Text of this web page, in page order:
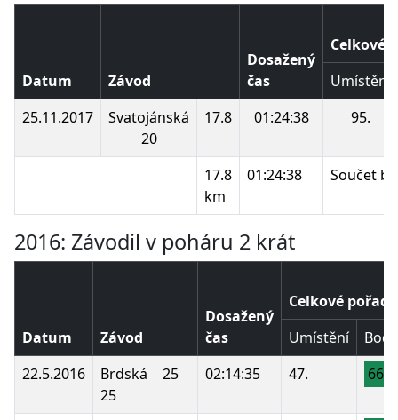
Datum Závod
Dosažený
čas
Celkové
Umístění
25.11.2017
Svatojánská
20
17.8 01:24:38 95.
17.8
km
01:24:38 Součet
2016: Závodil v poháru 2 krát
Datum Závod
Dosažený
čas
Celkové pořadí
Umístění
Body
22.5.2016
Brdská
25
25 02:14:35 47. 66